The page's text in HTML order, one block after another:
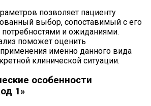
позволяет пациенту
выбор, сопоставимый с его
и ожиданиями.
поможет оценить
именно данного вида
клинической ситуации.
особенности
1»